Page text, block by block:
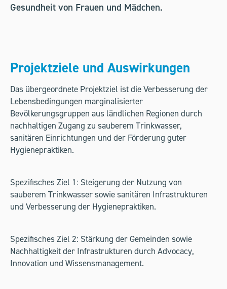
Gesundheit von Frauen und Mädchen.
Projektziele und Auswirkungen
Das übergeordnete Projektziel ist die Verbesserung der
Lebensbedingungen marginalisierter
Bevölkerungsgruppen aus ländlichen Regionen durch
nachhaltigen Zugang zu sauberem Trinkwasser,
sanitären Einrichtungen und der Förderung guter
Hygienepraktiken.
Spezifisches Ziel 1: Steigerung der Nutzung von
sauberem Trinkwasser sowie sanitären Infrastrukturen
und Verbesserung der Hygienepraktiken.
Spezifisches Ziel 2: Stärkung der Gemeinden sowie
Nachhaltigkeit der Infrastrukturen durch Advocacy,
Innovation und Wissensmanagement.